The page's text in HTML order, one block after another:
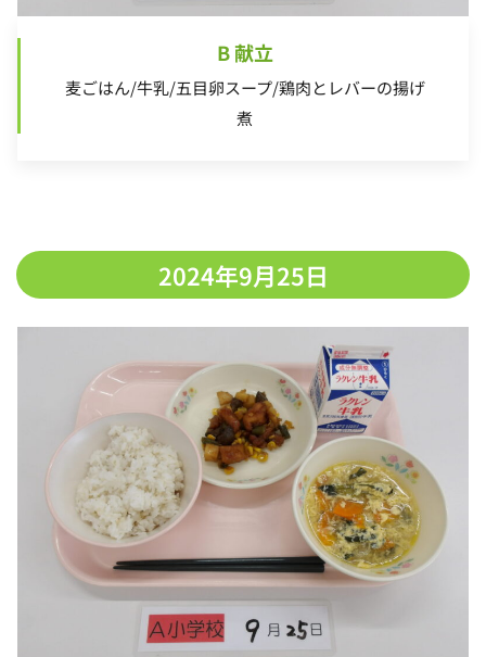
B 献立
麦ごはん/牛乳/五目卵スープ/鶏肉とレバーの揚げ
煮
2024年9月25日